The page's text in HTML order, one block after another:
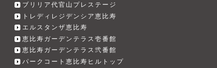
ブリリア代官山プレステージ
トレディレジデンシア恵比寿
エルスタンザ恵比寿
恵比寿ガーデンテラス壱番館
恵比寿ガーデンテラス弐番館
パークコート恵比寿ヒルトップ